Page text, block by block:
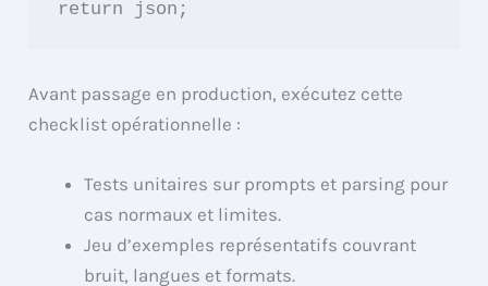
Avant passage en production, exécutez cette
checklist opérationnelle :
Tests unitaires sur prompts et parsing pour
cas normaux et limites.
Jeu d’exemples représentatifs couvrant
bruit, langues et formats.